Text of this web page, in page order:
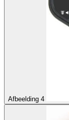
Afbeelding 4